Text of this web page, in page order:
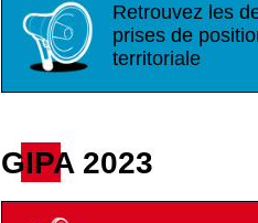
Retrouvez les
prises de
territoriale
GIPA 2023